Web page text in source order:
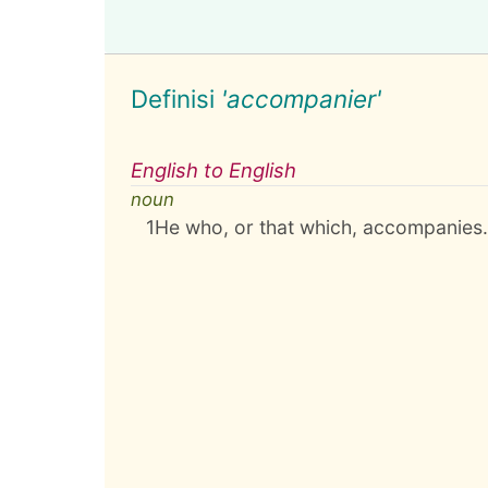
Definisi 'accompanier'
English to English
noun
1He who, or that which, accompanies.